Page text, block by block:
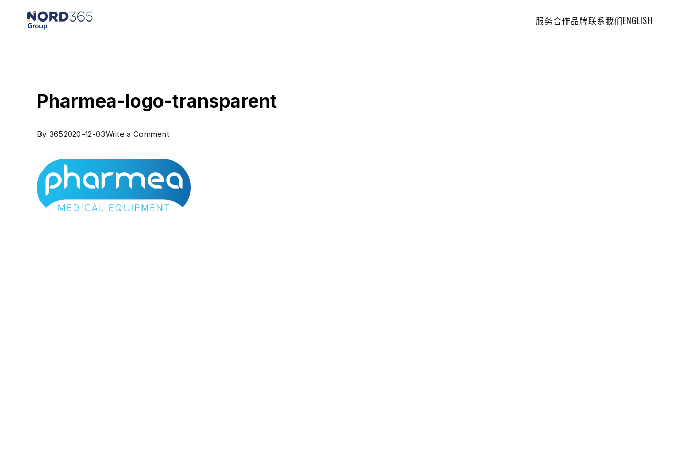
服务合作品牌联系我们ENGLISH
Pharmea-logo-transparent
By 3652020-12-03Write a Comment